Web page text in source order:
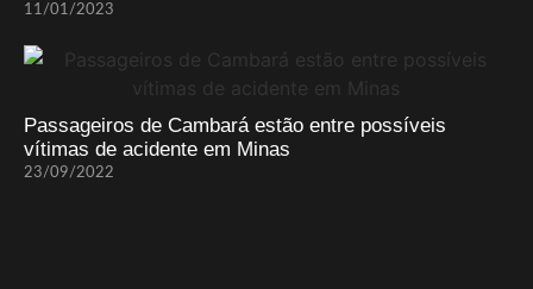
11/01/2023
Passageiros de Cambará estão entre possíveis
vítimas de acidente em Minas
23/09/2022